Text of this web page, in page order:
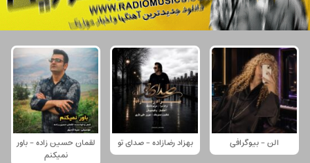
الن - بیوگرافی بهزاد رضازاده - صدای تو
لقمان حسین زاده - باور
نمیکنم